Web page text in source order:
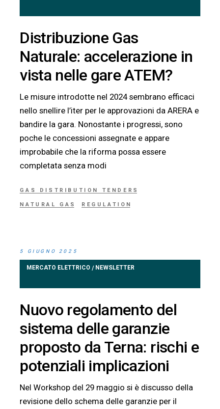
Distribuzione Gas
Naturale: accelerazione in
vista nelle gare ATEM?
Le misure introdotte nel 2024 sembrano efficaci
nello snellire l’iter per le approvazioni da ARERA e
bandire la gara. Nonostante i progressi, sono
poche le concessioni assegnate e appare
improbabile che la riforma possa essere
completata senza modi
GAS DISTRIBUTION TENDERS
NATURAL GAS REGULATION
5 GIUGNO 2025
MERCATO ELETTRICO / NEWSLETTER
Nuovo regolamento del
sistema delle garanzie
proposto da Terna: rischi e
potenziali implicazioni
Nel Workshop del 29 maggio si è discusso della
revisione dello schema delle garanzie per il